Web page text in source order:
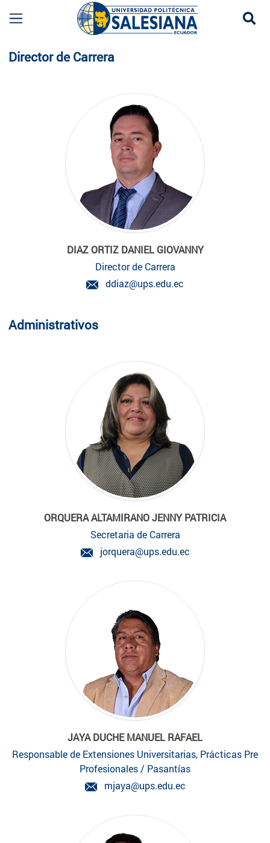
Director de Carrera
DIAZ ORTIZ DANIEL GIOVANNY
Director de Carrera
ddiaz@ups.edu.ec
Administrativos
ORQUERA ALTAMIRANO JENNY PATRICIA
Secretaria de Carrera
jorquera@ups.edu.ec
JAYA DUCHE MANUEL RAFAEL
Responsable de Extensiones Universitarias, Prácticas Pre
Profesionales / Pasantías
mjaya@ups.edu.ec